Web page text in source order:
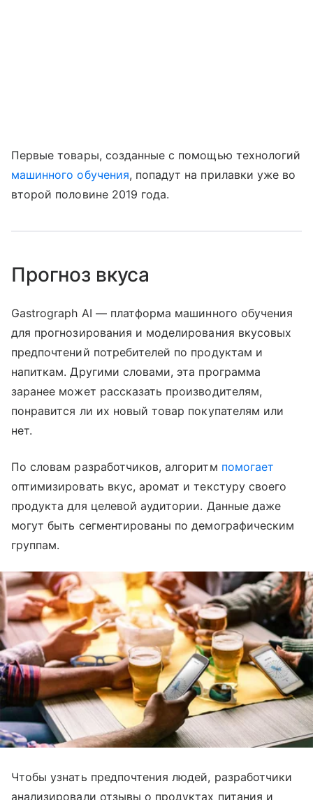
Первые товары, созданные с помощью технологий
машинного обучения, попадут на прилавки уже во
второй половине 2019 года.
Прогноз вкуса
Gastrograph AI — платформа машинного обучения
для прогнозирования и моделирования вкусовых
предпочтений потребителей по продуктам и
напиткам. Другими словами, эта программа
заранее может рассказать производителям,
понравится ли их новый товар покупателям или
нет.
По словам разработчиков, алгоритм помогает
оптимизировать вкус, аромат и текстуру своего
продукта для целевой аудитории. Данные даже
могут быть сегментированы по демографическим
группам.
Чтобы узнать предпочтения людей, разработчики
анализировали отзывы о продуктах питания и